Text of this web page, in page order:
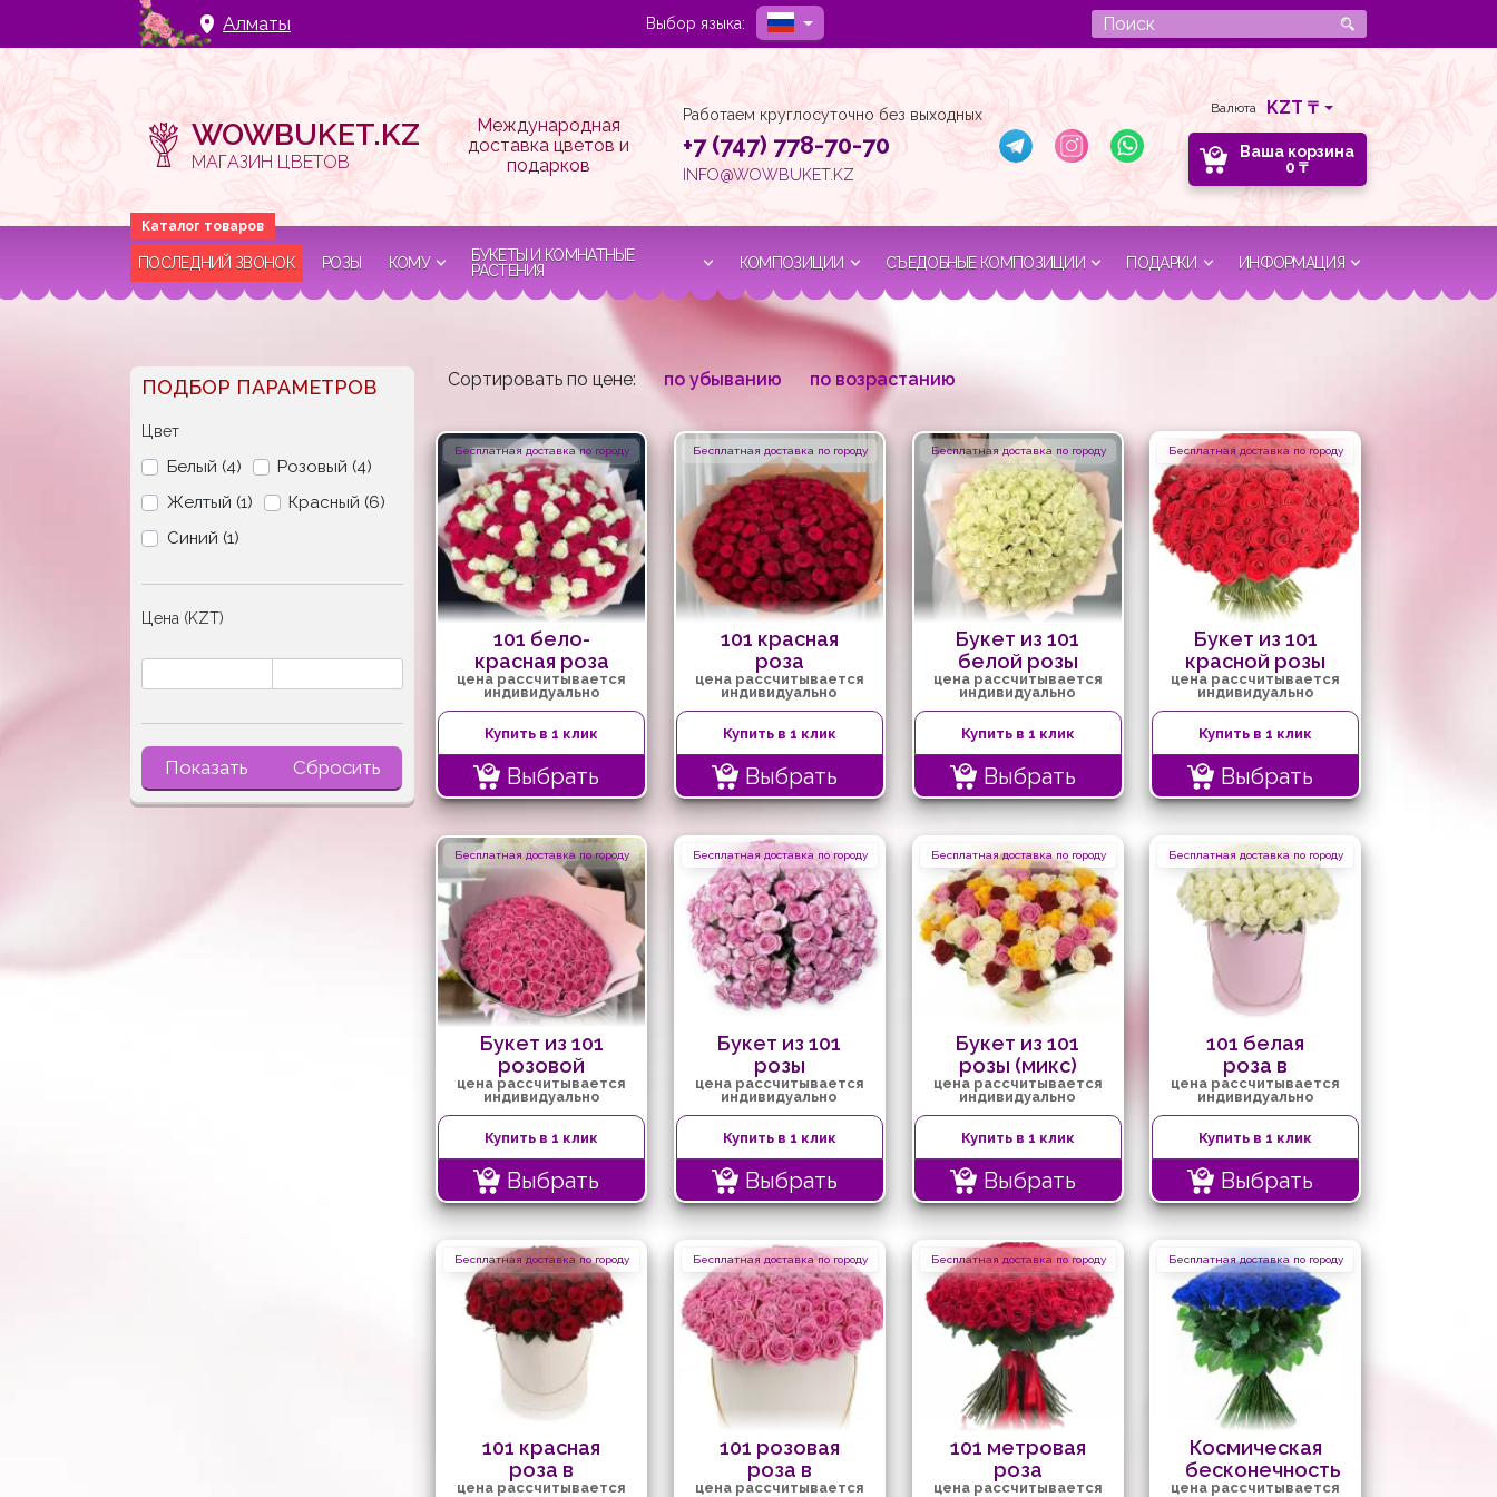
Алматы Выбор языка:
WOWBUKET.KZ
МАГАЗИН ЦВЕТОВ
Международная
доставка цветов и
подарков
Работаем круглосуточно без выходных
+7 (747) 778-70-70
INFO@WOWBUKET.KZ
Валюта
Ваша корзина
0 ₸
ПОСЛЕДНИЙ ЗВОНОК РОЗЫ КОМУ
БУКЕТЫ И КОМНАТНЫЕ
РАСТЕНИЯ
КОМПОЗИЦИИ СЪЕДОБНЫЕ КОМПОЗИЦИИ ПОДАРКИ ИНФОРМАЦИЯ
ПОДБОР ПАРАМЕТРОВ
Цвет
Белый (4)
Розовый (4)
Желтый (1)
Красный (6)
Синий (1)
Цена (KZT)
Показать Сбросить
Сортировать по цене: по убыванию по возрастанию
Бесплатная доставка по городу
101 бело-
красная роза
цена рассчитывается
индивидуально
Купить в 1 клик
Выбрать
Бесплатная доставка по городу
101 красная
роза
цена рассчитывается
индивидуально
Купить в 1 клик
Выбрать
Бесплатная доставка по городу
Букет из 101
белой розы
цена рассчитывается
индивидуально
Купить в 1 клик
Выбрать
Бесплатная доставка по городу
Букет из 101
красной розы
цена рассчитывается
индивидуально
Купить в 1 клик
Выбрать
Бесплатная доставка по городу
Букет из 101
розовой
розы
цена рассчитывается
индивидуально
Купить в 1 клик
Выбрать
Бесплатная доставка по городу
Букет из 101
розы
цена рассчитывается
индивидуально
Купить в 1 клик
Выбрать
Бесплатная доставка по городу
Букет из 101
розы (микс)
цена рассчитывается
индивидуально
Купить в 1 клик
Выбрать
Бесплатная доставка по городу
101 белая
роза в
коробке
цена рассчитывается
индивидуально
Купить в 1 клик
Выбрать
Бесплатная доставка по городу
101 красная
роза в
коробке
цена рассчитывается
Бесплатная доставка по городу
101 розовая
роза в
коробке
цена рассчитывается
Бесплатная доставка по городу
101 метровая
роза
цена рассчитывается
Бесплатная доставка по городу
Космическая
бесконечность
(101 роза)
цена рассчитывается